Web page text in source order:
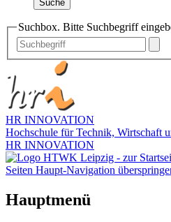
Suche
Suchbox. Bitte Suchbegriff
HR INNOVATION
Hochschule für Technik, Wirtschaft
HR INNOVATION
Seiten Haupt-Navigation
Hauptmenü